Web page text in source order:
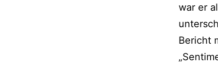
war er
Bericht